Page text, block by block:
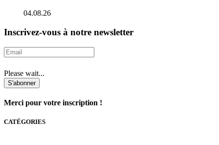
04.08.26
Inscrivez-vous à notre newsletter
Please wait...
S'abonner
Merci pour votre inscription !
CATÉGORIES